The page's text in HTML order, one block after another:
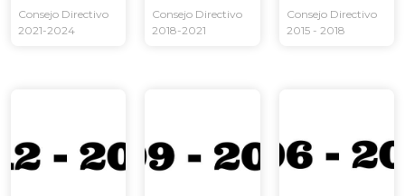
Consejo Directivo
2021-2024
Consejo Directivo
2018-2021
Consejo Directivo
2015 - 2018